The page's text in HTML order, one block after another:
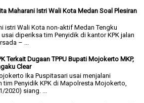
Maharani Istri Wali Kota Medan Soal Plesiran
istri Wali Kota non-aktif Medan Tengku
diperiksa tim Penyidik di kantor KPK jalan
– ...
Terkait Dugaan TPPU Bupati Mojokerto MKP,
Clear
Ika Puspitasari usai menjalani
tim Penyidik KPK di Mapolresta Mojokerto,
2020) siang. ...